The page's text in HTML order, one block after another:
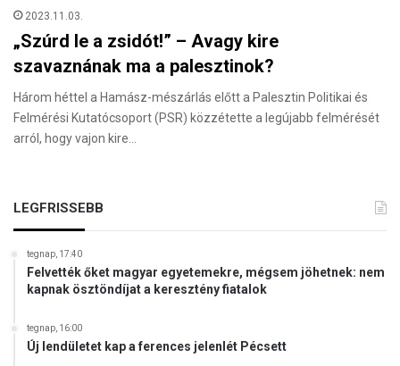
2023.11.03.
„Szúrd le a zsidót!” – Avagy kire
szavaznának ma a palesztinok?
Három héttel a Hamász-mészárlás előtt a Palesztin Politikai és
Felmérési Kutatócsoport (PSR) közzétette a legújabb felmérését
arról, hogy vajon kire…
LEGFRISSEBB
tegnap, 17:40
Felvették őket magyar egyetemekre, mégsem jöhetnek: nem
kapnak ösztöndíjat a keresztény fiatalok
tegnap, 16:00
Új lendületet kap a ferences jelenlét Pécsett